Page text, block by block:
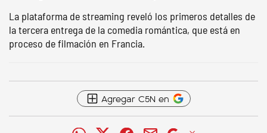
La plataforma de streaming reveló los primeros detalles de
la tercera entrega de la comedia romántica, que está en
proceso de filmación en Francia.
Agregar C5N en